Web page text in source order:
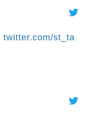
twitter.com/st_ta